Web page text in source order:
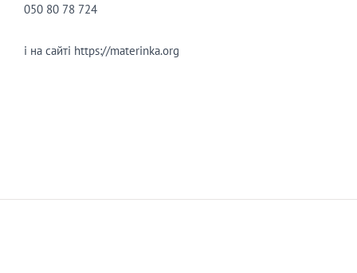
050 80 78 724
і на сайті https://materinka.org